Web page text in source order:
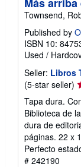
Townsend,
Published by
ISBN 10:
Used /
Seller: Libros
(5-star seller)
5
5
Tapa dura.
Biblioteca de
dura de
páginas. 22 x
Perfecto
# 242190